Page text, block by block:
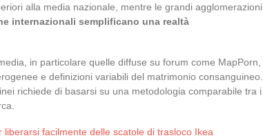
alla media nazionale, mentre le grandi agglomerazioni
internazionali semplificano una realtà
in particolare quelle diffuse su forum come MapPorn,
e definizioni variabili del matrimonio consanguineo.
richiede di basarsi su una metodologia comparabile tra i
liberarsi facilmente delle scatole di trasloco Ikea